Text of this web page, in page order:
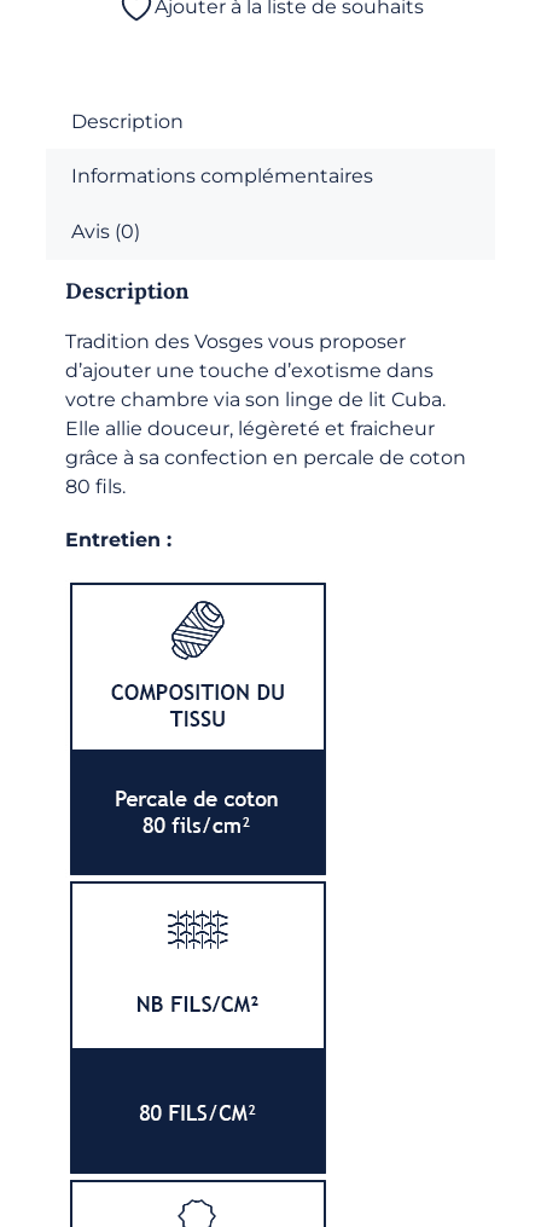
Ajouter à la liste de souhaits
Description
Informations complémentaires
Avis (0)
Description
Tradition des Vosges vous proposer
d’ajouter une touche d’exotisme dans
votre chambre via son linge de lit Cuba.
Elle allie douceur, légèreté et fraicheur
grâce à sa confection en percale de coton
80 fils.
Entretien :